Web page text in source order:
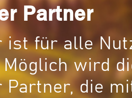
Partner
ist für alle
wird
Partner, die